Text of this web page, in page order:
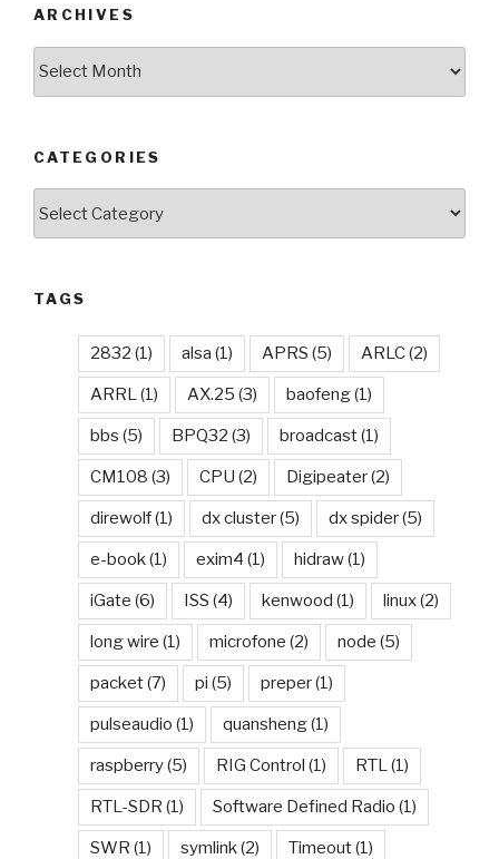
ARCHIVES
CATEGORIES
TAGS
2832 (1) alsa (1) APRS (5) ARLC(2)
ARRL(1) AX.25 (3) baofeng(1)
bbs (5) BPQ32 (3) broadcast(1)
CM108 (3) CPU (2) Digipeater(2)
direwolf(1) dx cluster(5) dx spider(5)
e-book(1) exim4 (1) hidraw(1)
iGate (6) ISS (4) kenwood (1) linux(2)
long wire (1) microfone (2) node (5)
packet(7) pi (5) preper(1)
pulseaudio (1) quansheng(1)
raspberry(5) RIG Control (1) RTL(1)
RTL-SDR (1) Software Defined Radio (1)
SWR (1) symlink(2) Timeout(1)